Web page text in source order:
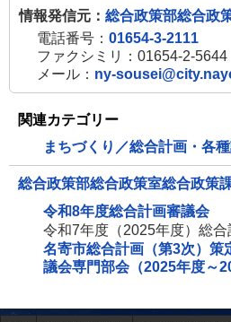
情報発信元： 総合政策部総合政
電話番号： 01654-3-2111
ファクシミリ：01654-2-5644
メール： ny-
関連カテゴリー
まちづくり／総合計画・各
総合政策部総合政策室総合政策
令和8年度総合計画審議会
令和7年度（2025年度）総合
名寄市総合計画（第3次）策
議会専門部会（2025年度～